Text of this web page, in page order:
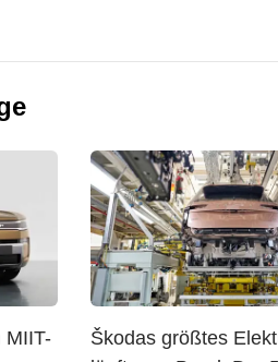
MIIT-
Škodas größtes